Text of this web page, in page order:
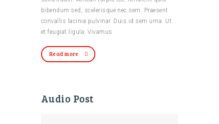
bibendum sed, scelerisque nec sem. Praesent
convallis lacinia pulvinar. Duis id sem urna. Ut
et feugiat ligula. Vivamus
Read more
Audio Post